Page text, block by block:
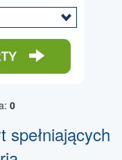
0
spełniających